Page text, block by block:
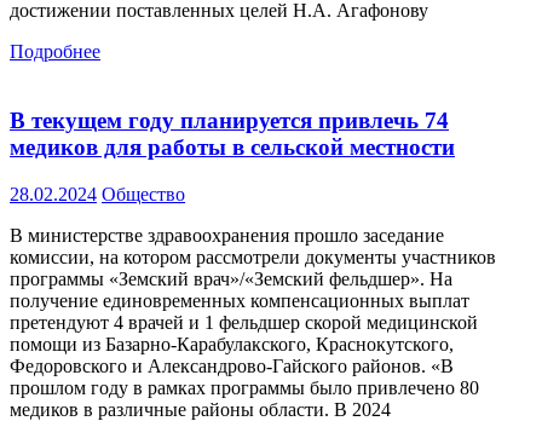
достижении поставленных целей Н.А. Агафонову
Подробнее
В текущем году планируется привлечь 74
медиков для работы в сельской местности
28.02.2024 Общество
В министерстве здравоохранения прошло заседание
комиссии, на котором рассмотрели документы участников
программы «Земский врач»/«Земский фельдшер». На
получение единовременных компенсационных выплат
претендуют 4 врачей и 1 фельдшер скорой медицинской
помощи из Базарно-Карабулакского, Краснокутского,
Федоровского и Александрово-Гайского районов. «В
прошлом году в рамках программы было привлечено 80
медиков в различные районы области. В 2024